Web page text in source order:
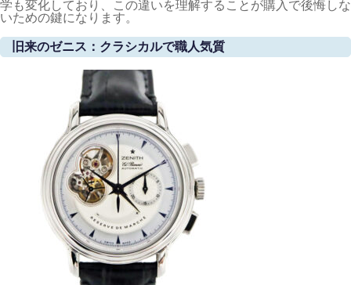
学も変化しており、この違いを理解することが購入で後悔しな
いための鍵になります。
旧来のゼニス：クラシカルで職人気質